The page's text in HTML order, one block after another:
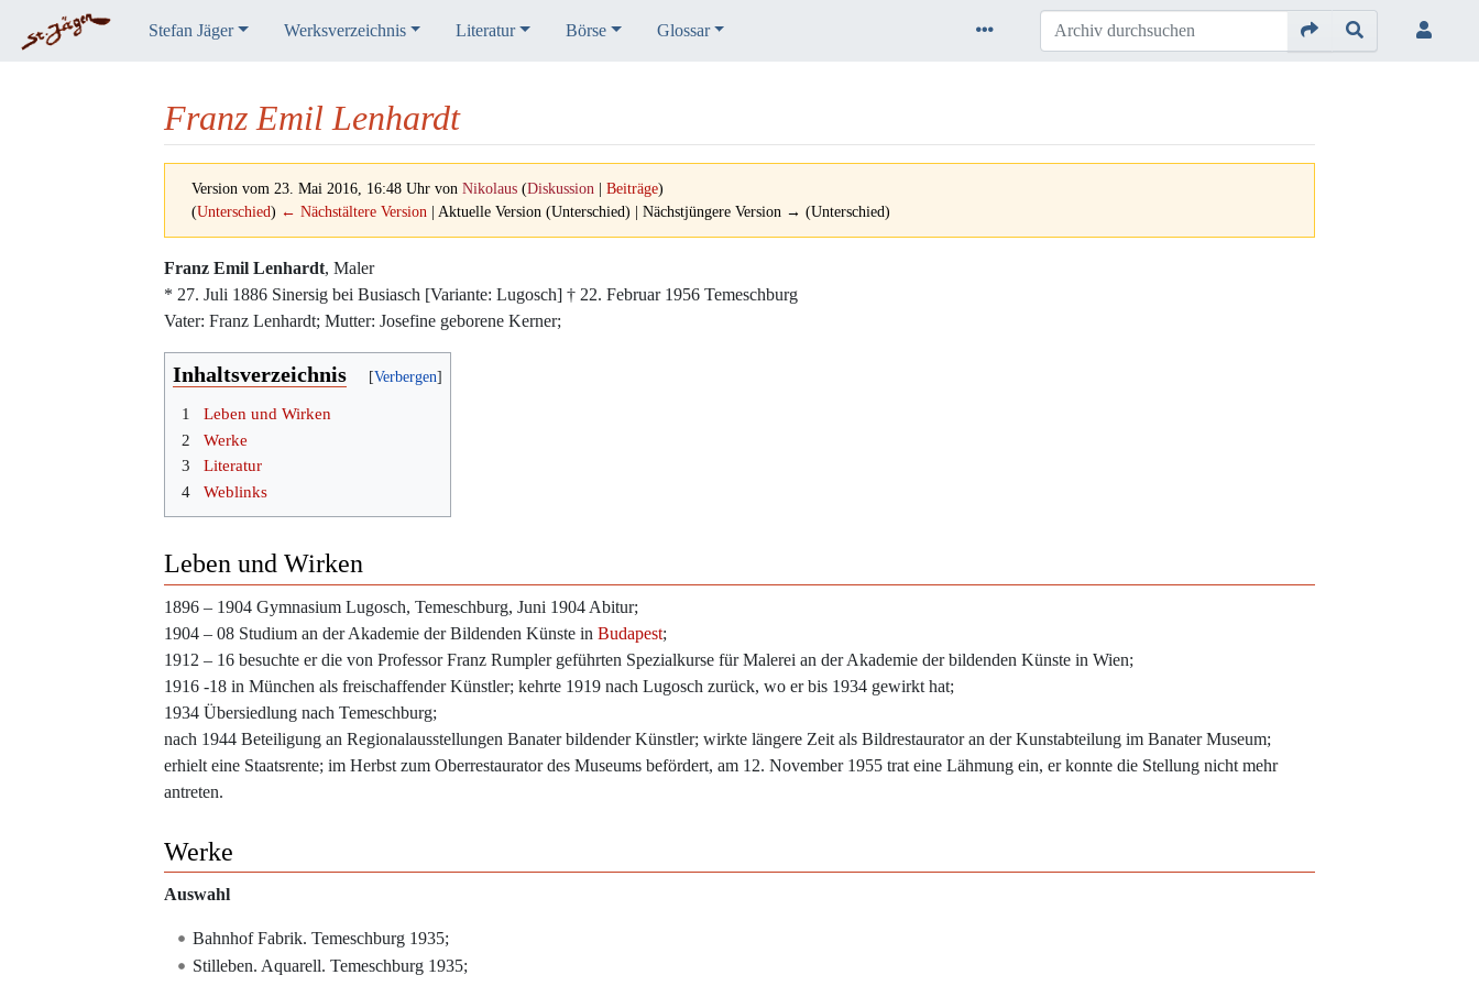
Stefan Jäger Werksverzeichnis Literatur Börse Glossar
Franz Emil Lenhardt
Version vom 23. Mai 2016, 16:48 Uhr von Nikolaus (Diskussion Beiträge)
(Unterschied) ← Nächstältere Version | Aktuelle Version (Unterschied) | Nächstjüngere Version → (Unterschied)
Wechseln zu:Navigation ,Suche
Franz Emil Lenhardt, Maler
* 27. Juli 1886 Sinersig bei Busiasch [Variante: Lugosch] † 22. Februar 1956 Temeschburg
Vater: Franz Lenhardt; Mutter: Josefine geborene Kerner;
Inhaltsverzeichnis
1
Leben und Wirken
2
Werke
3
Literatur
4
Weblinks
Leben und Wirken
1896 – 1904 Gymnasium Lugosch, Temeschburg, Juni 1904 Abitur;
1904 – 08 Studium an der Akademie der Bildenden Künste in Budapest;
1912 – 16 besuchte er die von Professor Franz Rumpler geführten Spezialkurse für Malerei an der Akademie der bildenden Künste in Wien;
1916 -18 in München als freischaffender Künstler; kehrte 1919 nach Lugosch zurück, wo er bis 1934 gewirkt hat;
1934 Übersiedlung nach Temeschburg;
nach 1944 Beteiligung an Regionalausstellungen Banater bildender Künstler; wirkte längere Zeit als Bildrestaurator an der Kunstabteilung im Banater Museum;
erhielt eine Staatsrente; im Herbst zum Oberrestaurator des Museums befördert, am 12. November 1955 trat eine Lähmung ein, er konnte die Stellung nicht mehr
antreten.
Werke
Auswahl
Bahnhof Fabrik. Temeschburg 1935;
Stilleben. Aquarell. Temeschburg 1935;